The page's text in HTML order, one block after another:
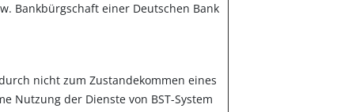
Bankbürgschaft einer Deutschen Bank
nicht zum Zustandekommen eines
Nutzung der Dienste von BST-System